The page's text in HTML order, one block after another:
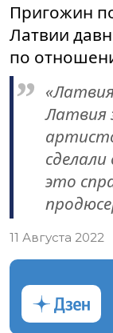
Пригожин
Латвии
по
Латвия
сделали
это
11 Августа 2022